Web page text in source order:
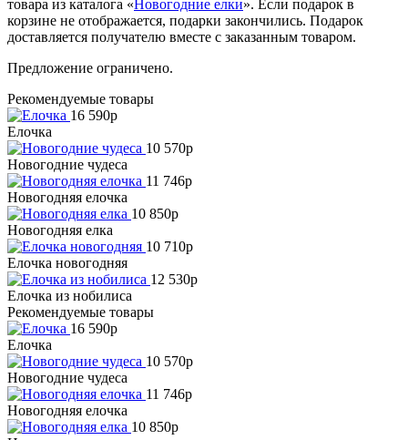
товара из каталога «Новогодние елки». Если подарок в
корзине не отображается, подарки закончились. Подарок
доставляется получателю вместе с заказанным товаром.
Предложение ограничено.
Рекомендуемые товары
16 590p
Елочка
10 570p
Новогодние чудеса
11 746p
Новогодняя елочка
10 850p
Новогодняя елка
10 710p
Елочка новогодняя
12 530p
Елочка из нобилиса
Рекомендуемые товары
16 590p
Елочка
10 570p
Новогодние чудеса
11 746p
Новогодняя елочка
10 850p